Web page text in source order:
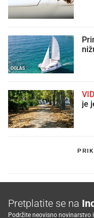
OGLAS
je
Pretplatite se na
Podržite neovisno novinarstvo